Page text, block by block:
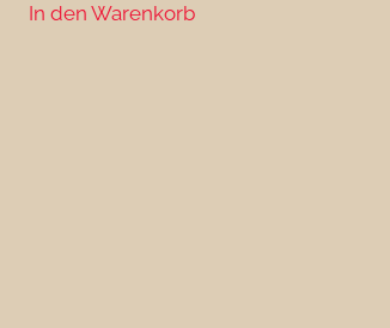
In den Warenkorb